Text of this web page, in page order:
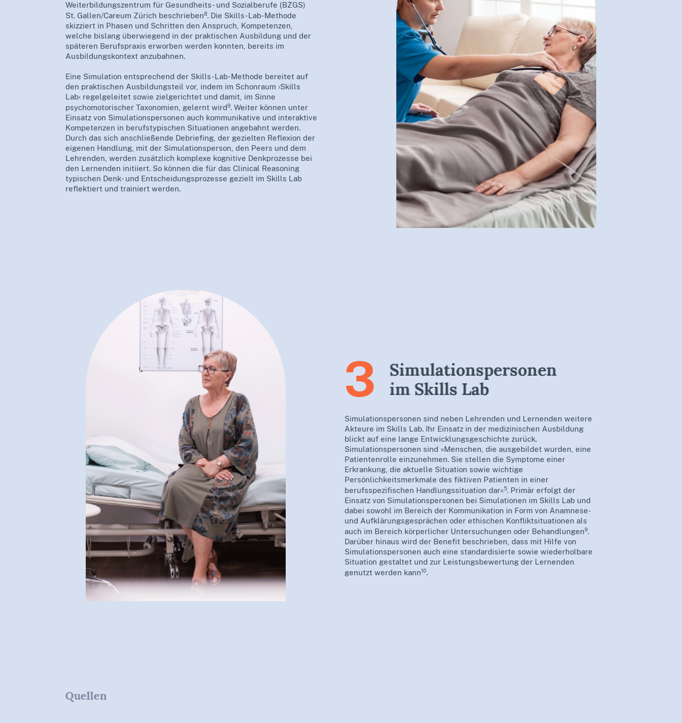
Weiterbildungszentrum für Gesundheits- und Sozialberufe (BZGS)
St. Gallen/Careum Zürich beschrieben8. Die Skills-Lab-Methode
skizziert in Phasen und Schritten den Anspruch, Kompetenzen,
welche bislang überwiegend in der praktischen Ausbildung und der
späteren Berufspraxis erworben werden konnten, bereits im
Ausbildungskontext anzubahnen.
Eine Simulation entsprechend der Skills-Lab-Methode bereitet auf
den praktischen Ausbildungsteil vor, indem im Schonraum ›Skills
Lab‹ regelgeleitet sowie zielgerichtet und damit, im Sinne
psychomotorischer Taxonomien, gelernt wird9. Weiter können unter
Einsatz von Simulationspersonen auch kommunikative und interaktive
Kompetenzen in berufstypischen Situationen angebahnt werden.
Durch das sich anschließende Debriefing, der gezielten Reflexion der
eigenen Handlung, mit der Simulationsperson, den Peers und dem
Lehrenden, werden zusätzlich komplexe kognitive Denkprozesse bei
den Lernenden initiiert. So können die für das Clinical Reasoning
typischen Denk- und Entscheidungsprozesse gezielt im Skills Lab
reflektiert und trainiert werden.
3
Simulationspersonen
im Skills Lab
Simulationspersonen sind neben Lehrenden und Lernenden weitere
Akteure im Skills Lab. Ihr Einsatz in der medizinischen Ausbildung
blickt auf eine lange Entwicklungsgeschichte zurück.
Simulationspersonen sind »Menschen, die ausgebildet wurden, eine
Patientenrolle einzunehmen. Sie stellen die Symptome einer
Erkrankung, die aktuelle Situation sowie wichtige
Persönlichkeitsmerkmale des fiktiven Patienten in einer
berufsspezifischen Handlungssituation dar«5. Primär erfolgt der
Einsatz von Simulationspersonen bei Simulationen im Skills Lab und
dabei sowohl im Bereich der Kommunikation in Form von Anamnese-
und Aufklärungsgesprächen oder ethischen Konfliktsituationen als
auch im Bereich körperlicher Untersuchungen oder Behandlungen9.
Darüber hinaus wird der Benefit beschrieben, dass mit Hilfe von
Simulationspersonen auch eine standardisierte sowie wiederholbare
Situation gestaltet und zur Leistungsbewertung der Lernenden
genutzt werden kann10.
Quellen